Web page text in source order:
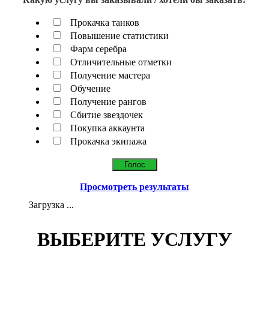
Прокачка танков
Повышение статистики
Фарм серебра
Отличительные отметки
Получение мастера
Обучение
Получение рангов
Сбитие звездочек
Покупка аккаунта
Прокачка экипажа
Просмотреть результаты
Загрузка ...
ВЫБЕРИТЕ УСЛУГУ